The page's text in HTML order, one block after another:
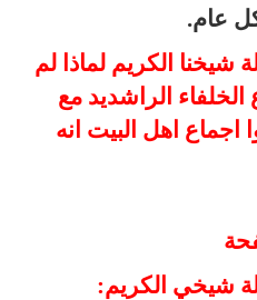
عام.
: فضيلة شيخنا الكريم لماذا لم
الخلفاء الراشديد مع
اجماع اهل البيت انه